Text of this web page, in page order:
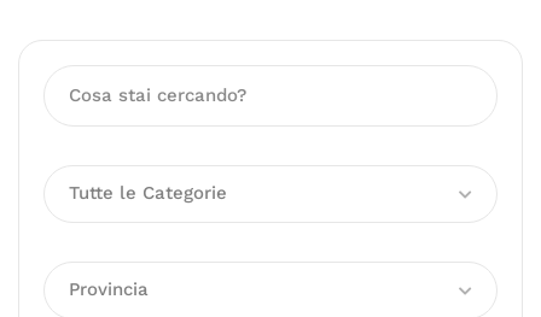
Tutte le Categorie
Provincia